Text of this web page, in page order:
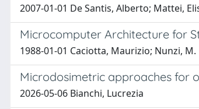
2007-01-01 De Santis, Alberto; Mattei,
Microcomputer Architecture for
1988-01-01 Caciotta, Maurizio; Nunzi, M.
Microdosimetric approaches for
2026-05-06 Bianchi, Lucrezia